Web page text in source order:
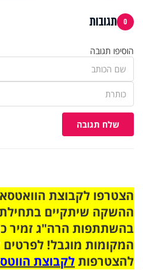
0 תגובות
הוסיפו תגובה
שלח תגובה
ההשקה שיתקיים
בהשתתפות הרה"ג זמיר
המקומות מוגבל! לפרטים
להצטרפותלקבוצת